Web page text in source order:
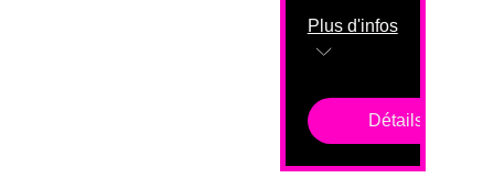
Plus d'infos
Détails